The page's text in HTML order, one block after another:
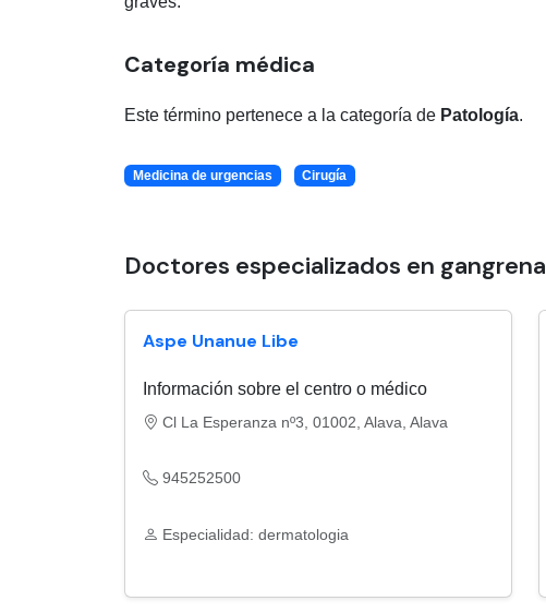
Categoría médica
Este término pertenece a la categoría de Patología.
Medicina de urgencias Cirugía
Doctores especializados en gangrena
Aspe Unanue Libe
Información sobre el centro o médico
Cl La Esperanza nº3, 01002, Alava, Alava
945252500
Especialidad: dermatologia